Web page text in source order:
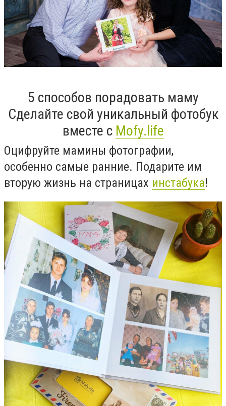
5 способов порадовать маму
Сделайте свой уникальный фотобук
вместе с Mofy.life
Оцифруйте мамины фотографии,
особенно самые ранние. Подарите им
вторую жизнь на страницах инстабука!